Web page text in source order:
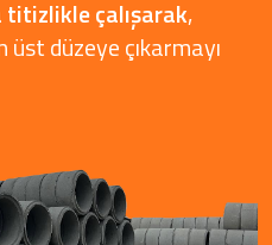
titizlikle çalışarak,
düzeye çıkarmayı